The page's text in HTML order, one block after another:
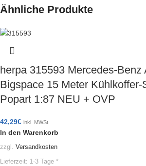
Ähnliche Produkte
herpa 315593 Mercedes-Benz
Bigspace 15 Meter Kühlkoffer-
Popart 1:87 NEU + OVP
42,29€ inkl. MWSt.
In den Warenkorb
zzgl. Versandkosten
Lieferzeit: 1-3 Tage *